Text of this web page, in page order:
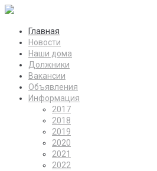
Главная
Новости
Наши дома
Должники
Вакансии
Объявления
Информация
2017
2018
2019
2020
2021
2022